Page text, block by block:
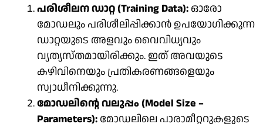
പരിശീലന ഡാറ്റ (Training Data): ഓരോ
മോഡലും പരിശീലിപ്പിക്കാൻ ഉപയോഗിക്കുന്ന
ഡാറ്റയുടെ അളവും വൈവിധ്യവും
വ്യത്യസ്തമായിരിക്കും. ഇത് അവയുടെ
കഴിവിനെയും പ്രതികരണങ്ങളെയും
സ്വാധീനിക്കുന്നു.
മോഡലിൻ്റെ വലുപ്പം (Model Size –
Parameters): മോഡലിലെ പാരാമീറ്ററുകളുടെ